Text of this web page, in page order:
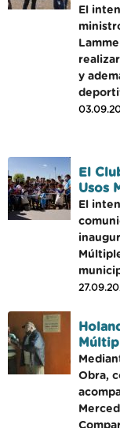
El
y
El
Usos
El
Obra,